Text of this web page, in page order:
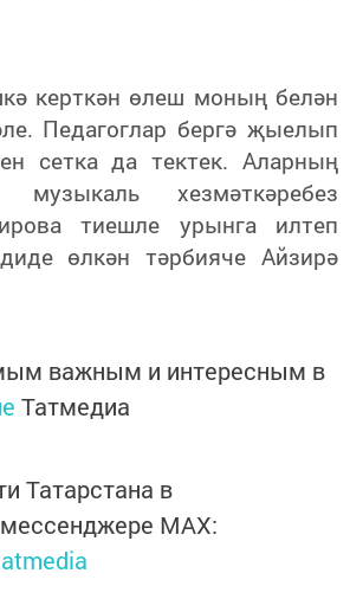
керткән өлеш моның белән
Педагоглар бергә җыелып
сетка да тектек. Аларның
хезмәткәребез
тиешле урынга илтеп
өлкән тәрбияче Айзирә
важным и интересным в
Татмедиа
Татарстана в
MАХ: